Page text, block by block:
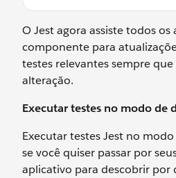
O Jest agora assiste todos os
componente para
testes relevantes sempre
alteração.
Executar testes no modo de
Executar testes Jest no
se você quiser passar por
aplicativo para descobrir por